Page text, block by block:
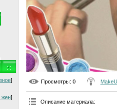
]
жен]
Просмотры: 0
Описание материала: